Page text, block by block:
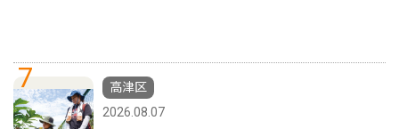
7
高津区
2026.08.07